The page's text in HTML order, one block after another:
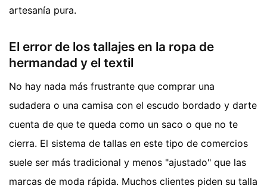
artesanía pura.
El error de los tallajes en la ropa de
hermandad y el textil
No hay nada más frustrante que comprar una
sudadera o una camisa con el escudo bordado y darte
cuenta de que te queda como un saco o que no te
cierra. El sistema de tallas en este tipo de comercios
suele ser más tradicional y menos "ajustado" que las
marcas de moda rápida. Muchos clientes piden su talla